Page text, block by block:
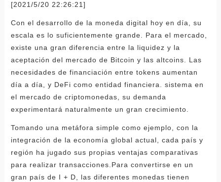
[2021/5/20 22:26:21]
Con el desarrollo de la moneda digital hoy en día, su
escala es lo suficientemente grande. Para el mercado,
existe una gran diferencia entre la liquidez y la
aceptación del mercado de Bitcoin y las altcoins. Las
necesidades de financiación entre tokens aumentan
día a día, y DeFi como entidad financiera. sistema en
el mercado de criptomonedas, su demanda
experimentará naturalmente un gran crecimiento.
Tomando una metáfora simple como ejemplo, con la
integración de la economía global actual, cada país y
región ha jugado sus propias ventajas comparativas
para realizar transacciones.Para convertirse en un
gran país de I + D, las diferentes monedas tienen